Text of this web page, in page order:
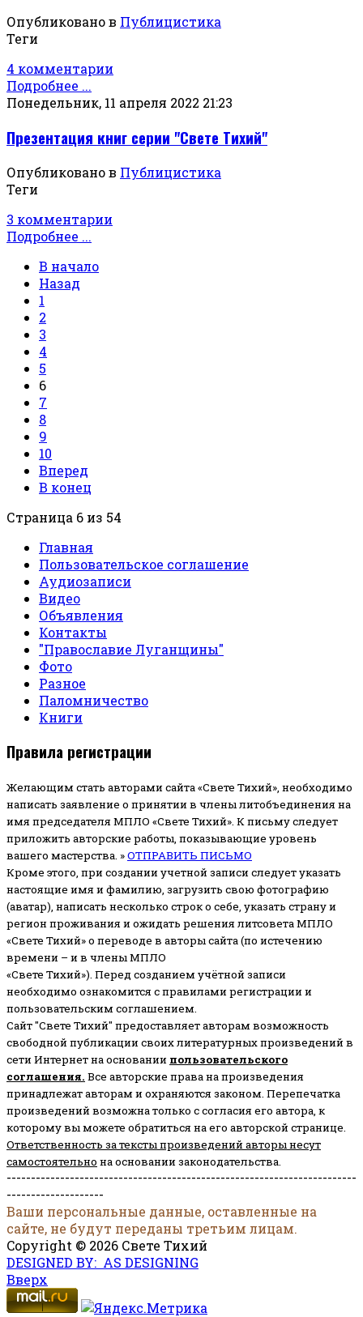
Опубликовано в Публицистика
Теги
4 комментарии
Подробнее ...
Понедельник, 11 апреля 2022 21:23
Презентация книг серии "Свете Тихий"
Опубликовано в Публицистика
Теги
3 комментарии
Подробнее ...
В начало
Назад
1
2
3
4
5
6
7
8
9
10
Вперед
В конец
Страница 6 из 54
Главная
Пользовательское соглашение
Аудиозаписи
Видео
Объявления
Контакты
"Православие Луганщины"
Фото
Разное
Паломничество
Книги
Правила регистрации
Желающим стать авторами сайта «Свете Тихий», необходимо
написать заявление о принятии в члены литобъединения на
имя председателя МПЛО «Свете Тихий». К письму следует
приложить авторские работы, показывающие уровень
вашего мастерства. »ОТПРАВИТЬ ПИСЬМО
Кроме этого, при создании учетной записи следует указать
настоящие имя и фамилию, загрузить свою фотографию
(аватар), написать несколько строк о себе, указать страну и
регион проживания и ожидать решения литсовета МПЛО
«Свете Тихий» о переводе в авторы сайта (по истечению
времени – и в члены МПЛО
«Свете Тихий»). Перед созданием учётной записи
необходимо ознакомится с правилами регистрации и
пользовательским соглашением.
Сайт "Свете Тихий" предоставляет авторам возможность
свободной публикации своих литературных произведений в
сети Интернет на основании пользовательского
соглашения. Все авторские права на произведения
принадлежат авторам и охраняются законом. Перепечатка
произведений возможна только с согласия его автора, к
которому вы можете обратиться на его авторской странице.
Ответственность за тексты произведений авторы несут
самостоятельно на основании законодательства.
------------------------------------------------------------------------
--------------------
Ваши персональные данные, оставленные на
сайте, не будут переданы третьим лицам.
Copyright © 2026 Свете Тихий
DESIGNED BY: AS DESIGNING
Вверх